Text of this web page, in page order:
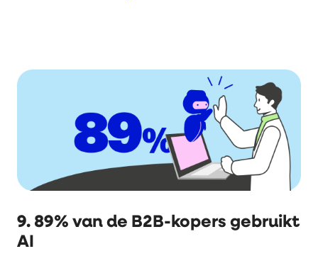
9. 89% van de B2B-kopers gebruikt
AI